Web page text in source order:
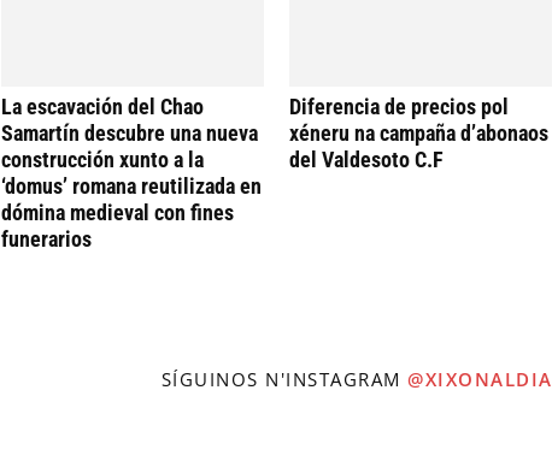
La escavación del Chao
Samartín descubre una nueva
construcción xunto a la
‘domus’ romana reutilizada en
dómina medieval con fines
funerarios
Diferencia de precios pol
xéneru na campaña d’abonaos
del Valdesoto C.F
SÍGUINOS N'INSTAGRAM @XIXONALDIA